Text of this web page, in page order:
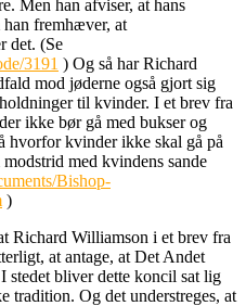
Men han afviser, at hans
fremhæver, at
det. (Se
3191 ) Og så har Richard
mod jøderne også gjort sig
til kvinder. I et brev fra
ikke bør gå med bukser og
hvorfor kvinder ikke skal gå på
med kvindens sande
Bishop-
)
Richard Williamson i et brev fra
at antage, at Det Andet
stedet bliver dette koncil sat lig
tradition. Og det understreges, at